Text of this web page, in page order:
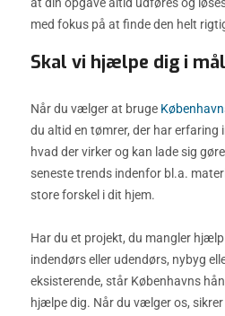
med fokus på at finde den helt
Skal vi hjælpe dig i
Når du vælger at bruge
du altid en tømrer, der har erfaring
hvad der virker og kan lade sig
seneste trends indenfor bl.a.
store forskel i dit hjem.
Har du et projekt, du mangler
indendørs eller udendørs, nybyg
eksisterende, står Københavns
hjælpe dig. Når du vælger os, sikrer